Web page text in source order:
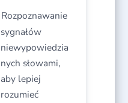
Rozpoznawanie
sygnałów
niewypowiedzia
nych słowami,
aby lepiej
rozumieć